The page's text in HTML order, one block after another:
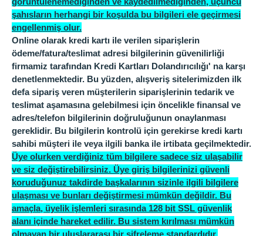
şahısların herhangi bir koşulda bu bilgileri ele geçirmesi
engellenmiş olur.
Online olarak kredi kartı ile verilen siparişlerin
ödeme/fatura/teslimat adresi bilgilerinin güvenilirliği
firmamiz tarafından Kredi Kartları Dolandırıcılığı' na karşı
denetlenmektedir. Bu yüzden, alışveriş sitelerimizden ilk
defa sipariş veren müşterilerin siparişlerinin tedarik ve
teslimat aşamasına gelebilmesi için öncelikle finansal ve
adres/telefon bilgilerinin doğruluğunun onaylanması
gereklidir. Bu bilgilerin kontrolü için gerekirse kredi kartı
sahibi müşteri ile veya ilgili banka ile irtibata geçilmektedir.
Üye olurken verdiğiniz tüm bilgilere sadece siz ulaşabilir
ve siz değiştirebilirsiniz. Üye giriş bilgilerinizi güvenli
koruduğunuz takdirde başkalarının sizinle ilgili bilgilere
ulaşması ve bunları değiştirmesi mümkün değildir. Bu
amaçla, üyelik işlemleri sırasında 128 bit SSL güvenlik
alanı içinde hareket edilir. Bu sistem kırılması mümkün
olmayan bir uluslararası bir şifreleme standardıdır.